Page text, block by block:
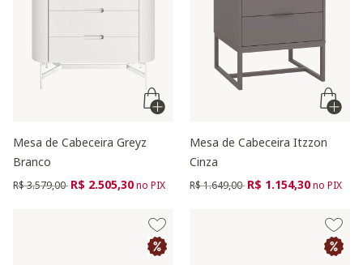
Mesa de Cabeceira Greyz
Branco
Preço reduzido de
R$ 3.579,00 para
R$ 2.505,30no PIX
Mesa de Cabeceira Itzzon
Cinza
Preço reduzido de
R$ 1.649,00 para
R$ 1.154,30no PIX